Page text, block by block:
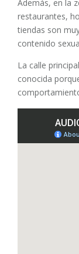
Además, en la
restaurantes,
tiendas son
contenido
La calle
conocida